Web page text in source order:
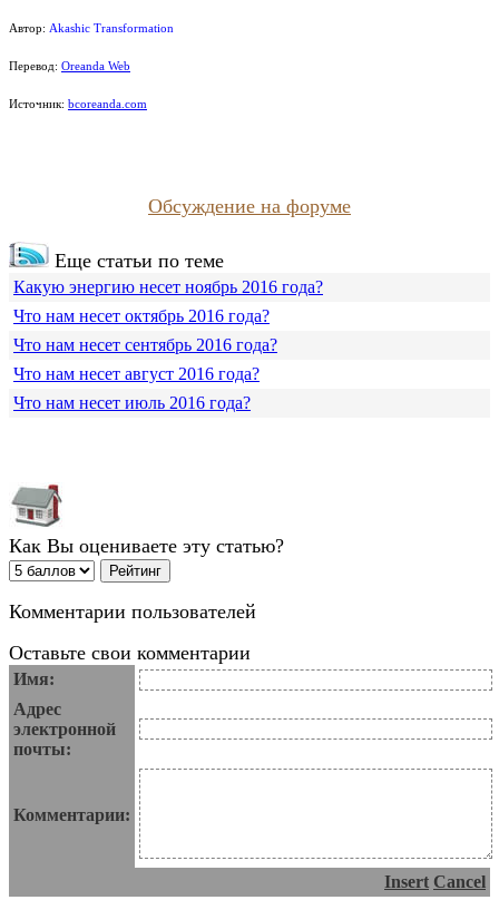
Автор: Akashic Transformation
Перевод: Oreanda Web
Источник: bcoreanda.com
Обсуждение на форуме
Еще статьи по теме
Какую энергию несет ноябрь 2016 года?
Что нам несет октябрь 2016 года?
Что нам несет сентябрь 2016 года?
Что нам несет август 2016 года?
Что нам несет июль 2016 года?
Как Вы оцениваете эту статью?
Комментарии пользователей
Оставьте свои комментарии
Имя:
Адрес
электронной
почты:
Комментарии:
Insert Cancel